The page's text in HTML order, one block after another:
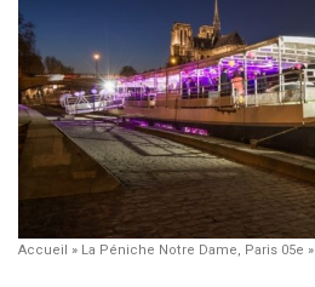
Accueil » La Péniche Notre Dame, Paris 05e »